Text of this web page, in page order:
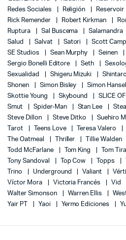
Redes Sociales
Religión Reservoir
Rick Remender
Robert Kirkman
Ruptura
Sal Buscema Salamandra
Salud
Salvat Satori Scott
SE Studios
Sean Murphy Seinen
Sergio Bonelli Editore
Seth
Sexualidad
Shigeru Mizuki
Shonen
Simon Bisley Simon
Skottie Young
Skybound SLICE
Smut
Spider-Man Stan Lee
Steve Dillon
Steve Ditko Suehiro
Tarot
Teens Love Teresa Valero
The Oatmeal
Thriller Tillie Walden
Todd McFarlane
Tom King Tom
Tony Sandoval
Top Cow Topps
Trino
Underground Valiant
Víctor Mora
Victoria Francés Vid
Walter Simonson
Warren Ellis
Yair PT
Yaoi Yermo Ediciones